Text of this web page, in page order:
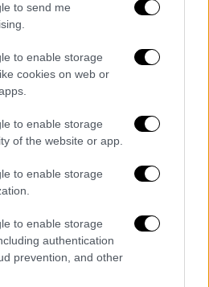
to send me
to enable storage
cookies on web or
to enable storage
of the website or app.
to enable storage
to enable storage
authentication
prevention, and other
να τα συμπληρώσει
έξτρα
, όπως το καπνιστό
οι ίδιοι, τα
τα κεφτεδάκια
δικιά τους καπνιστή
ημέρας, για τα οποία
ή μέσω των
κοινωνικά δίκτυα. Τα
και
, παραδίδονται με
σημεία και με
στις πιο μακρινές